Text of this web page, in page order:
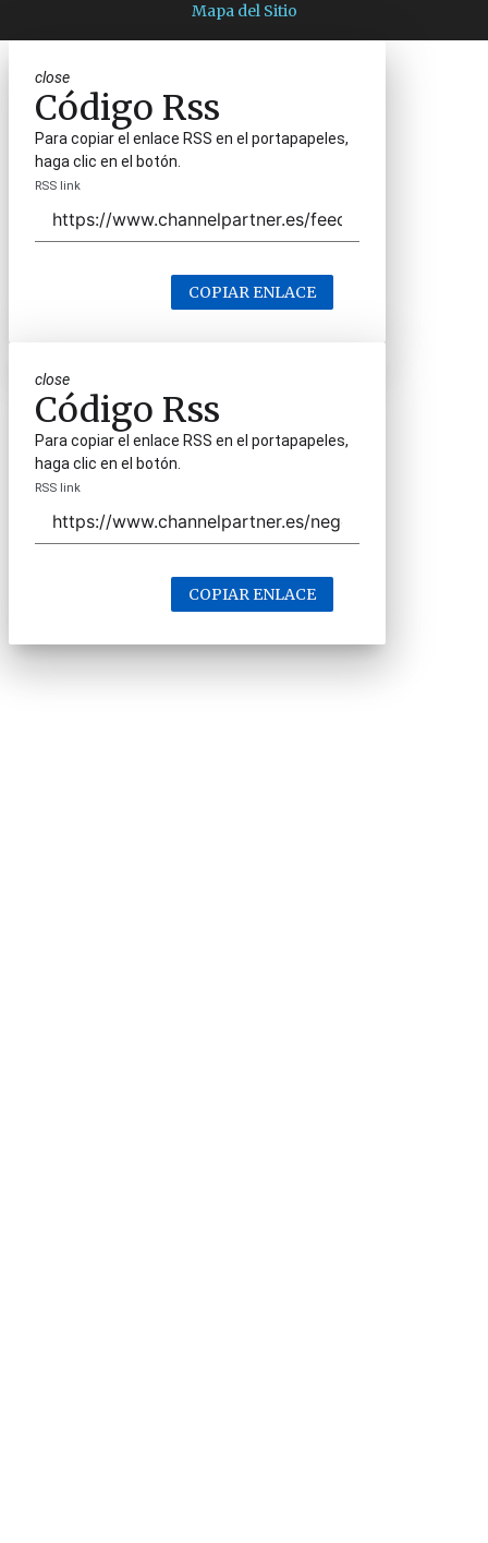
Mapa del Sitio
close
Código Rss
Para copiar el enlace RSS en el portapapeles,
haga clic en el botón.
RSS link
COPIAR ENLACE
close
Código Rss
Para copiar el enlace RSS en el portapapeles,
haga clic en el botón.
RSS link
COPIAR ENLACE